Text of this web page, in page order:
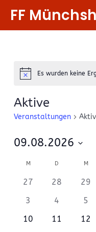
Inhalt
springen
FF
Notice Es wurden keine
Aktive
Veranstaltungen
09.08.2026
Kalender
von
M D M
27 28 29
3
4 5
10
11 12